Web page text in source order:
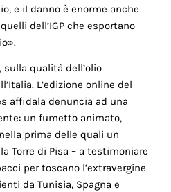
e il danno è enorme anche
dell’IGP che esportano
sulla qualità dell’olio
L’edizione online del
affidala denuncia ad una
un fumetto animato,
prima delle quali un
Torre di Pisa – a testimoniare
per toscano l’extravergine
da Tunisia, Spagna e